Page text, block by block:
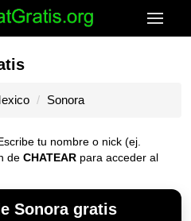
Sonora
tu nombre o nick (ej.
de CHATEAR para acceder al
Sonora gratis